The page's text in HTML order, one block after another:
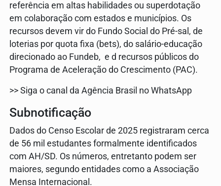
referência em altas habilidades ou superdotação
em colaboração com estados e municípios. Os
recursos devem vir do Fundo Social do Pré-sal, de
loterias por quota fixa (bets), do salário-educação
direcionado ao Fundeb, e d recursos públicos do
Programa de Aceleração do Crescimento (PAC).
>> Siga o canal da Agência Brasil no WhatsApp
Subnotificação
Dados do Censo Escolar de 2025 registraram cerca
de 56 mil estudantes formalmente identificados
com AH/SD. Os números, entretanto podem ser
maiores, segundo entidades como a Associação
Mensa Internacional.